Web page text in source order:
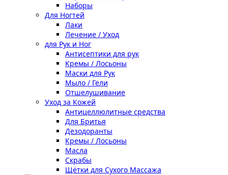
Наборы
Для Ногтей
Лаки
Лечение / Уход
для Рук и Ног
Антисептики для рук
Кремы / Лосьоны
Маски для Рук
Мыло / Гели
Отшелушивание
Уход за Кожей
Антицеллюлитные средства
Для Бритья
Дезодоранты
Кремы / Лосьоны
Масла
Скрабы
Щётки для Сухого Массажа